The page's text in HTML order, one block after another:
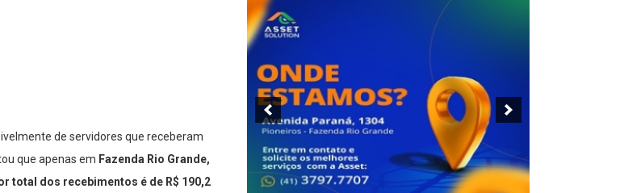
de servidores que receberam
que apenas em Fazenda Rio Grande,
total dos recebimentos é de R$ 190,2